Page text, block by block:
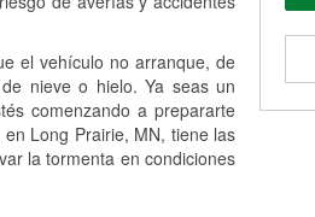
el vehículo no arranque, de
nieve o hielo. Ya seas un
comenzando a prepararte
Long Prairie, MN, tiene las
la tormenta en condiciones